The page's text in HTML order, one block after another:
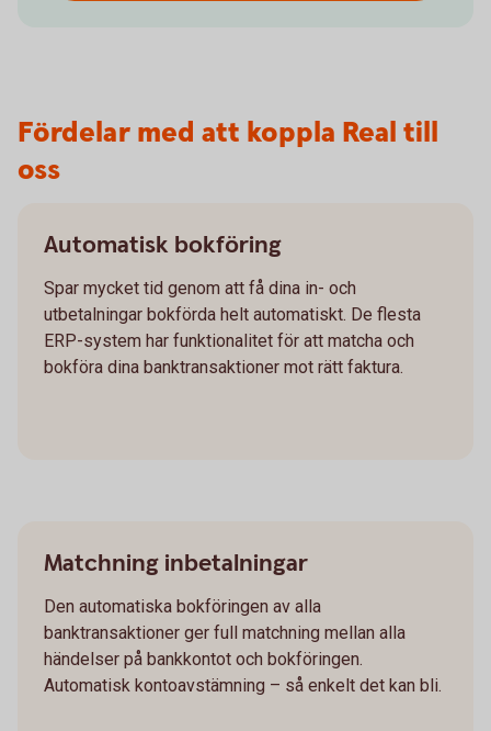
Fördelar med att koppla Real till
oss
Automatisk bokföring
Spar mycket tid genom att få dina in- och
utbetalningar bokförda helt automatiskt. De flesta
ERP-system har funktionalitet för att matcha och
bokföra dina banktransaktioner mot rätt faktura.
Matchning inbetalningar
Den automatiska bokföringen av alla
banktransaktioner ger full matchning mellan alla
händelser på bankkontot och bokföringen.
Automatisk kontoavstämning – så enkelt det kan bli.